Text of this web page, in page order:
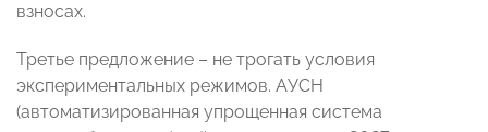
взносах.
Третье предложение – не трогать условия
экспериментальных режимов. АУСН
(автоматизированная упрощенная система